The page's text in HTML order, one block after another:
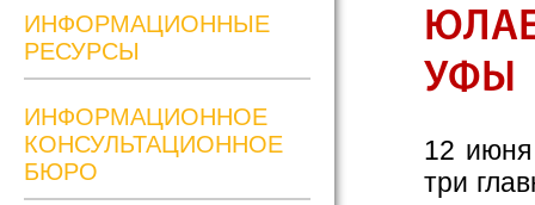
ИНФОРМАЦИОННЫЕ
РЕСУРСЫ
ИНФОРМАЦИОННОЕ
КОНСУЛЬТАЦИОННОЕ
БЮРО
УФЫ
12 июня
три